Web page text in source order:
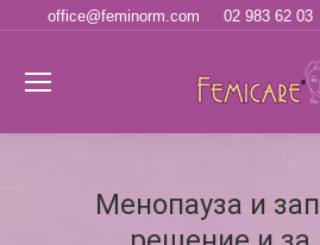
office@feminorm.com 02 983 62 03
Менопауза и